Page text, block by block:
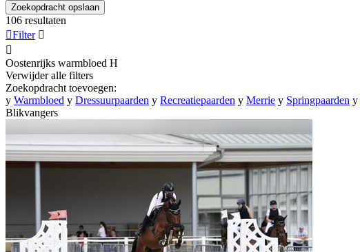
Zoekopdracht opslaan
106 resultaten
Filter 

Oostenrijks warmbloed H
Verwijder alle filters
Zoekopdracht toevoegen:
y Warmbloed y Dressuurpaarden y Recreatiepaarden y Merrie y Springpaarden y
Blikvangers